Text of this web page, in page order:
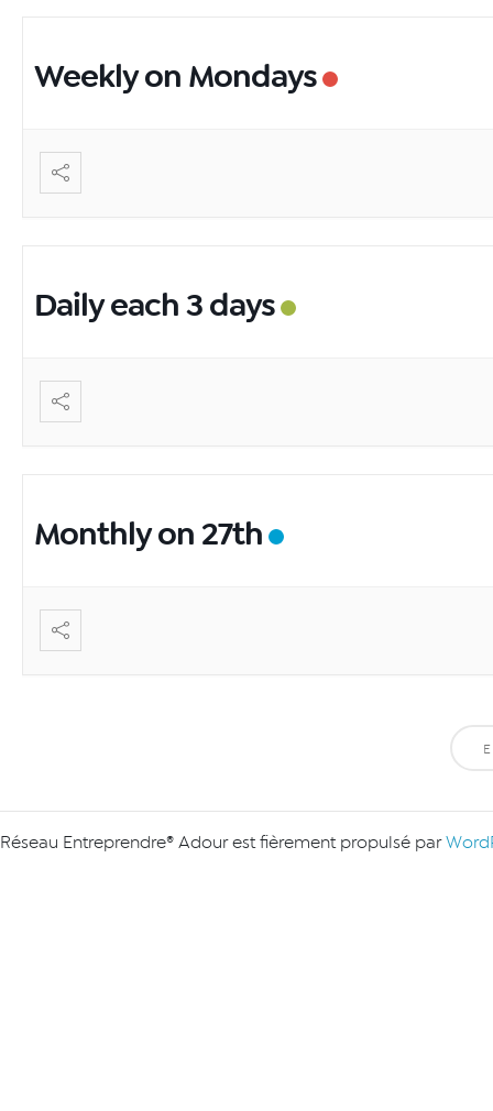
Weekly on Mondays
Daily each 3 days
Monthly on 27th
Réseau Entreprendre® Adour est fièrement propulsé par